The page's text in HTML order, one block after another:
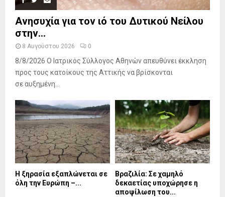
Ανησυχία για τον ιό του Δυτικού Νείλου
στην...
8 Αυγούστου 2026 0
8/8/2026 Ο Ιατρικός Σύλλογος Αθηνών απευθύνει έκκληση
προς τους κατοίκους της Αττικής να βρίσκονται
σε αυξημένη...
Η ξηρασία εξαπλώνεται σε
όλη την Ευρώπη –...
Βραζιλία: Σε χαμηλό
δεκαετίας υποχώρησε η
αποψίλωση του...